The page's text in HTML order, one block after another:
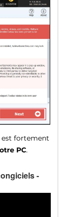
est fortement
PC.
-